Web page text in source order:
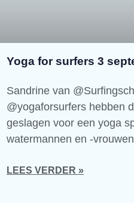
Yoga for surfers 3
Sandrine van
@yogaforsurfers hebben
geslagen voor een yoga
watermannen en -
LEES VERDER »